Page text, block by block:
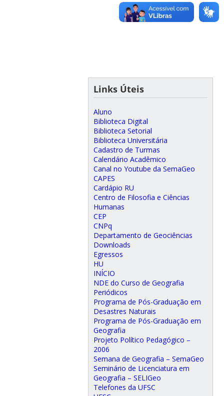
Links Úteis
Aluno
Biblioteca Digital
Biblioteca Setorial
Biblioteca Universitária
Cadastro de Turmas
Calendário Acadêmico
Canal no Youtube da SemaGeo
CAPES
Cardápio RU
Centro de Filosofia e Ciências
Humanas
CEP
CNPq
Departamento de Geociências
Downloads
Egressos
HU
INÍCIO
NDE do Curso de Geografia
Periódicos
Programa de Pós-Graduação em
Desastres Naturais
Programa de Pós-Graduação em
Geografia
Projeto Político Pedagógico –
2006
Semana de Geografia – SemaGeo
Seminário de Licenciatura em
Geografia – SELIGeo
Telefones da UFSC